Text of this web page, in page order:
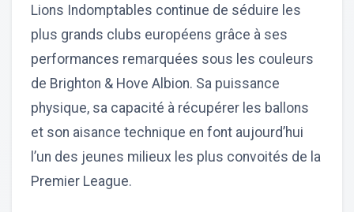
Lions Indomptables continue de séduire les
plus grands clubs européens grâce à ses
performances remarquées sous les couleurs
de Brighton & Hove Albion. Sa puissance
physique, sa capacité à récupérer les ballons
et son aisance technique en font aujourd’hui
l’un des jeunes milieux les plus convoités de la
Premier League.